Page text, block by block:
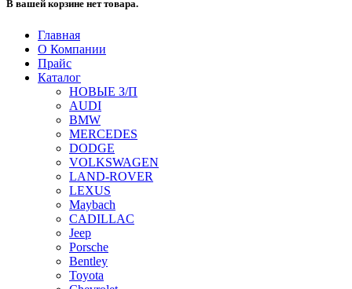
В вашей корзине нет товара.
Главная
О Компании
Прайс
Каталог
НОВЫЕ З/П
AUDI
BMW
MERCEDES
DODGE
VOLKSWAGEN
LAND-ROVER
LEXUS
Maybach
CADILLAC
Jeep
Porsche
Bentley
Toyota